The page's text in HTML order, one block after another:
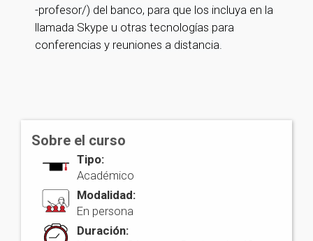
-profesor/) del banco, para que los incluya en la
llamada Skype u otras tecnologías para
conferencias y reuniones a distancia.
Sobre el curso
Tipo:
Académico
Modalidad:
En persona
Duración: